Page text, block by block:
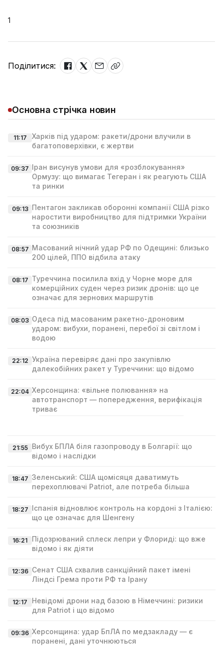
1
Поділитися:
Основна стрічка новин
11:17
Харків під ударом: ракети/дрони влучили в
багатоповерхівки, є жертви
09:37 Іран висунув умови для «розблокування»
Ормузу: що вимагає Тегеран і як реагують США
та ринки
09:13 Пентагон закликав оборонні компанії США різко
наростити виробництво для підтримки України
та союзників
08:57 Масований нічний удар РФ по Одещині: близько
200 цілей, ППО відбила атаку
08:17 Туреччина посилила вхід у Чорне море для
комерційних суден через ризик дронів: що це
означає для зернових маршрутів
08:03 Одеса під масованим ракетно‑дроновим
ударом: вибухи, поранені, перебої зі світлом і
водою
22:12 Україна перевіряє дані про закупівлю
далекобійних ракет у Туреччини: що відомо
22:04 Херсонщина: «вільне полювання» на
автотранспорт — попередження, верифікація
триває
21:55
Вибух БПЛА біля газопроводу в Болгарії: що
відомо і наслідки
18:47 Зеленський: США щомісяця даватимуть
перехоплювачі Patriot, але потреба більша
18:27 Іспанія відновлює контроль на кордоні з Італією:
що це означає для Шенгену
16:21
Підозрюваний сплеск лепри у Флориді: що вже
відомо і як діяти
12:36 Сенат США схвалив санкційний пакет імені
Ліндсі Гремa проти РФ та Ірану
12:17
Невідомі дрони над базою в Німеччині: ризики
для Patriot і що відомо
09:36 Херсонщина: удар БпЛА по медзакладу — є
поранені, дані уточнюються